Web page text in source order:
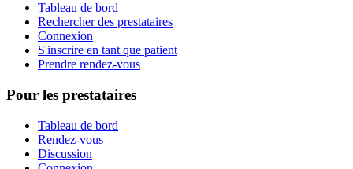
Tableau de bord
Rechercher des prestataires
Connexion
S'inscrire en tant que patient
Prendre rendez-vous
Pour les prestataires
Tableau de bord
Rendez-vous
Discussion